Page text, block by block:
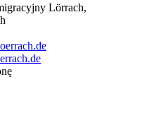
Lörrach,